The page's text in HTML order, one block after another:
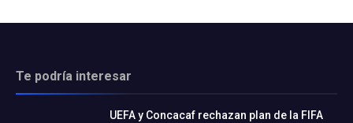
Te podría interesar
UEFA y Concacaf rechazan plan de la FIFA